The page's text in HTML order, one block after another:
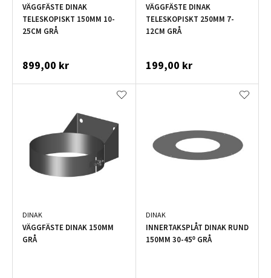
VÄGGFÄSTE DINAK
TELESKOPISKT 150MM 10-
25CM GRÅ
899,00 kr
VÄGGFÄSTE DINAK
TELESKOPISKT 250MM 7-
12CM GRÅ
199,00 kr
DINAK
VÄGGFÄSTE DINAK 150MM
GRÅ
DINAK
INNERTAKSPLÅT DINAK RUND
150MM 30-45º GRÅ